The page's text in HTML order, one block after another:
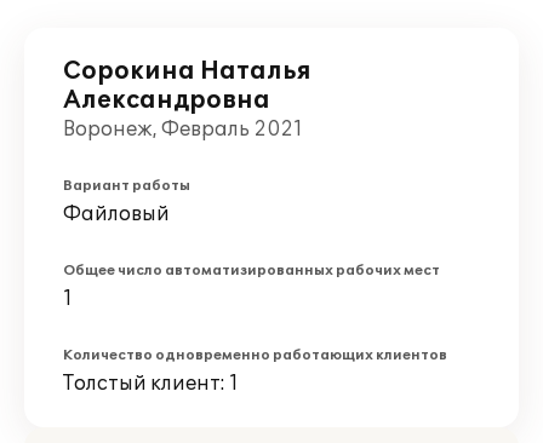
Сорокина Наталья
Александровна
Воронеж, Февраль 2021
Вариант работы
Файловый
Общее число автоматизированных рабочих мест
1
Количество одновременно работающих клиентов
Толстый клиент: 1